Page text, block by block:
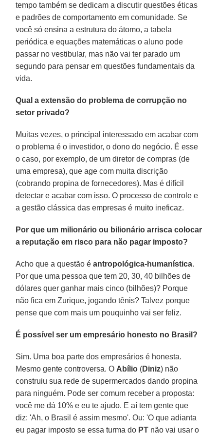
tempo também se dedicam a discutir questões éticas
e padrões de comportamento em comunidade. Se
você só ensina a estrutura do átomo, a tabela
periódica e equações matemáticas o aluno pode
passar no vestibular, mas não vai ter parado um
segundo para pensar em questões fundamentais da
vida.
Qual a extensão do problema de corrupção no
setor privado?
Muitas vezes, o principal interessado em acabar com
o problema é o investidor, o dono do negócio. É esse
o caso, por exemplo, de um diretor de compras (de
uma empresa), que age com muita discrição
(cobrando propina de fornecedores). Mas é difícil
detectar e acabar com isso. O processo de controle e
a gestão clássica das empresas é muito ineficaz.
Por que um milionário ou bilionário arrisca colocar
a reputação em risco para não pagar imposto?
Acho que a questão éantropológica-humanística.
Por que uma pessoa que tem 20, 30, 40 bilhões de
dólares quer ganhar mais cinco (bilhões)? Porque
não fica em Zurique, jogando tênis? Talvez porque
pense que com mais um pouquinho vai ser feliz.
É possível ser um empresário honesto no Brasil?
Sim. Uma boa parte dos empresários é honesta.
Mesmo gente controversa. O Abílio (Diniz) não
construiu sua rede de supermercados dando propina
para ninguém. Pode ser comum receber a proposta:
você me dá 10% e eu te ajudo. E aí tem gente que
diz: 'Ah, o Brasil é assim mesmo'. Ou: 'O que adianta
eu pagar imposto se essa turma do PT não vai usar o